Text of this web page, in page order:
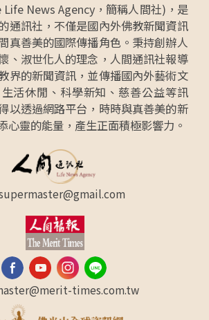
Life News Agency，簡稱人間社)，是
通訊社，不僅是國內外佛教新聞資訊
真善美的國際傳播角色。秉持創辦人
、淑世化人的理念，人間通訊社報導
界的新聞資訊，並傳播國內外藝術文
活休閒、科學新知、慈善公益等訊
以透過網路平台，時時與真善美的新
心靈的能量，產生正面積極影響力。
times.com.tw